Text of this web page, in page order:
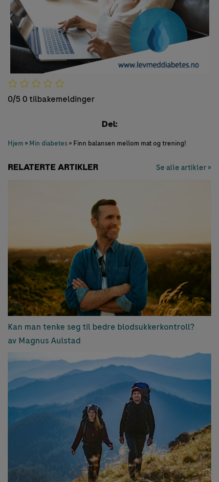
0/5 0 tilbakemeldinger
Del:
Hjem » Min diabetes» Finn balansen mellom mat og trening!
RELATERTE ARTIKLER Se alle artikler »
Kan man tenke seg til bedre blodsukkerkontroll?
av Magnus Aulstad